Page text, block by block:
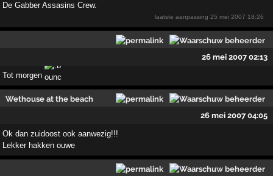
De Gabber Assasins Crew.
laatste aanpassing25 mei 2007 18:26
26 mei 2007 02:13
Tot morgen
Wethouse at the beach
26 mei 2007 04:05
Ok dan zuidoost ook aanwezig!!!
Lekker hakken ouwe